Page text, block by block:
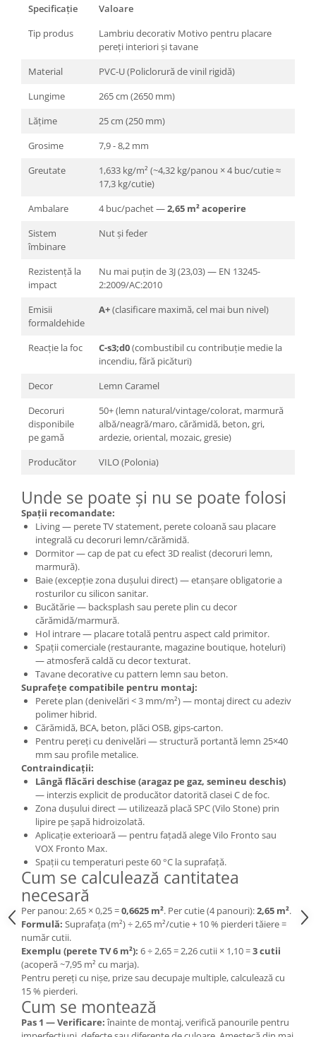
Specificație
Valoare
Tip produs
Lambriu decorativ Motivo pentru placare
pereți interiori și tavane
Material
PVC-U (Policlorură de vinil rigidă)
Lungime
265 cm (2650 mm)
Lățime
25 cm (250 mm)
Grosime
7,9 - 8,2 mm
Greutate
1,633 kg/m² (~4,32 kg/panou × 4 buc/cutie ≈
17,3 kg/cutie)
Ambalare
4 buc/pachet —2,65 m² acoperire
Sistem
îmbinare
Nut și feder
Rezistență la
impact
Nu mai puțin de 3J (23,03) — EN 13245-
2:2009/AC:2010
Emisii
formaldehide
A+(clasificare maximă, cel mai bun nivel)
Reacție la foc C-s3;d0(combustibil cu contribuție medie la
incendiu, fără picături)
Decor
Lemn Caramel
Decoruri
disponibile
pe gamă
50+ (lemn natural/vintage/colorat, marmură
albă/neagră/maro, cărămidă, beton, gri,
ardezie, oriental, mozaic, gresie)
Producător
VILO (Polonia)
Unde se poate și nu se poate folosi
Spații recomandate:
Living — perete TV statement, perete coloană sau placare
integrală cu decoruri lemn/cărămidă.
Dormitor — cap de pat cu efect 3D realist (decoruri lemn,
marmură).
Baie (excepție zona dușului direct) — etanșare obligatorie a
rosturilor cu silicon sanitar.
Bucătărie — backsplash sau perete plin cu decor
cărămidă/marmură.
Hol intrare — placare totală pentru aspect cald primitor.
Spații comerciale (restaurante, magazine boutique, hoteluri)
— atmosferă caldă cu decor texturat.
Tavane decorative cu pattern lemn sau beton.
Suprafețe compatibile pentru montaj:
Perete plan (denivelări < 3 mm/m²) — montaj direct cu adeziv
polimer hibrid.
Cărămidă, BCA, beton, plăci OSB, gips-carton.
Pentru pereți cu denivelări — structură portantă lemn 25×40
mm sau profile metalice.
Contraindicații:
Lângă flăcări deschise (aragaz pe gaz, semineu deschis)
— interzis explicit de producător datorită clasei C de foc.
Zona dușului direct — utilizează placă SPC (Vilo Stone) prin
lipire pe șapă hidroizolată.
Aplicație exterioară — pentru fațadă alege Vilo Fronto sau
VOX Fronto Max.
Spații cu temperaturi peste 60 °C la suprafață.
Cum se calculează cantitatea
necesară
Per panou: 2,65 × 0,25 =0,6625 m². Per cutie (4 panouri):2,65 m².
Formulă: Suprafața (m²) ÷ 2,65 m²/cutie + 10 % pierderi tăiere =
număr cutii.
Exemplu (perete TV 6 m²): 6 ÷ 2,65 = 2,26 cutii × 1,10 =3 cutii
(acoperă ~7,95 m² cu marja).
Pentru pereți cu nișe, prize sau decupaje multiple, calculează cu
15 % pierderi.
Cum se montează
Pas 1 — Verificare:înainte de montaj, verifică panourile pentru